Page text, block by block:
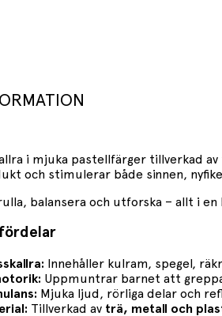
i mjuka pastellfärger tillverkad
och stimulerar både sinnen,
balansera och utforska – allt i
fördelar
Innehåller kulram, spegel,
Uppmuntrar barnet att
Mjuka ljud, rörliga delar och
Tillverkad av trä, metall och